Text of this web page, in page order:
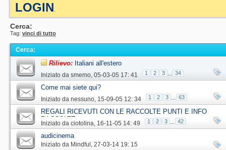
LOGIN.
Cerca:
Tag: vinci di tutto
Cerca:
Rilievo: Italiani all'estero
Iniziato da smemo‎, 05-03-05 17: 41 1 2 3 ... 34
Come mai siete qui?
Iniziato da nessuno‎, 15-09-05 12: 34 1 2 3 ... 63
REGALI RICEVUTI CON LE RACCOLTE PUNTI E INFO
RACCOLTE
Iniziato da ciotolina‎, 16-11-05 14: 49 1 2 3 ... 42
audicinema
Iniziato da Mindful ‎, 27-03-14 19: 15